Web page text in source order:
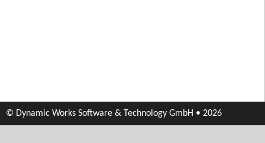
© Dynamic Works Software & Technology GmbH • 2026